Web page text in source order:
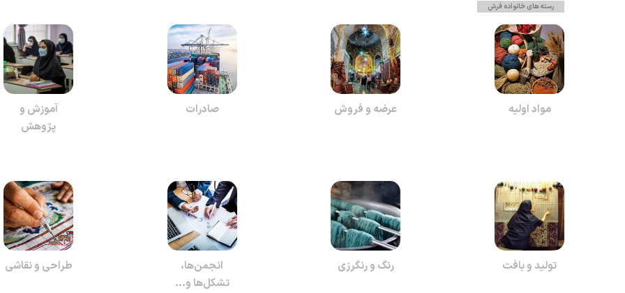
رسته های خانواده فرش
مواد اولیه
تولید و بافت
عرضه و فروش
رنگ و رنگرزی
صادرات
انجمن‌ها،
تشکل‌ها و...
آموزش و
پژوهش
طراحی و نقاشی